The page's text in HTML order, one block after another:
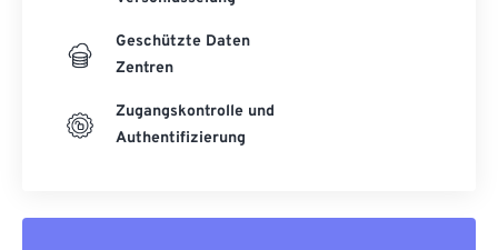
Geschützte Daten
Zentren
Zugangskontrolle und
Authentifizierung